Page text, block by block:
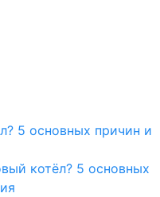
котёл? 5 основных